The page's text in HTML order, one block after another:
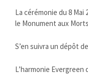
La cérémonie du 8 Mai
le Monument aux Morts
S’en suivra un dépôt
L’harmonie